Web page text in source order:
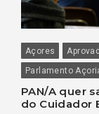
Açores
Parlamento
PAN/A quer
do Cuidador